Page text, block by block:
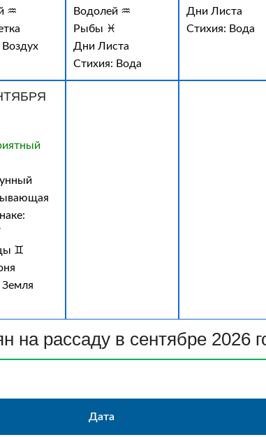
♒
Водолей ♒
Рыбы ♓
Дни Листа
Стихия: Вода
Дни Листа
Стихия: Вода
♊
на рассаду в сентябре 2026
Дата